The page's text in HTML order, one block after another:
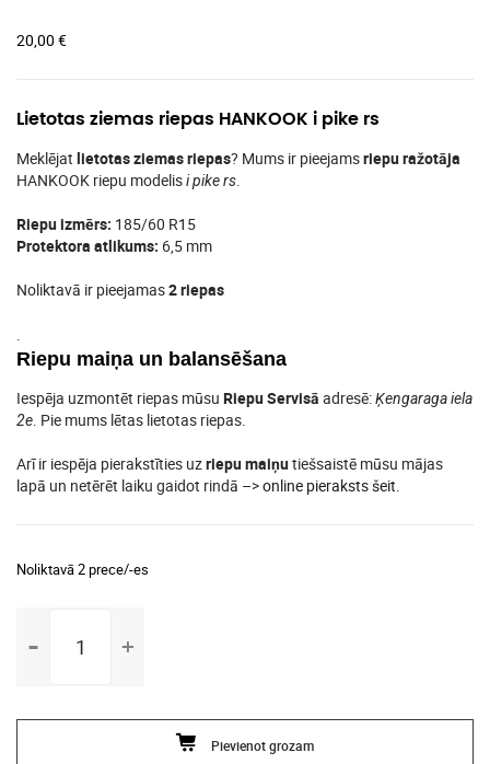
20,00 €
Lietotas ziemas riepas HANKOOK i pike rs
Meklējat lietotas ziemas riepas? Mums ir pieejamsriepu ražotāja
HANKOOK riepu modelisi pike rs.
Riepu izmērs: 185/60 R15
Protektora atlikums: 6,5 mm
Noliktavā ir pieejamas2 riepas
.
Riepu maiņa un balansēšana
Iespēja uzmontēt riepas mūsu Riepu Servisā adresē:Ķengaraga iela
2e. Pie mums lētas lietotas riepas.
Arī ir iespēja pierakstīties uzriepu maiņutiešsaistē mūsu mājas
lapā un netērēt laiku gaidot rindā –>online pieraksts šeit.
Noliktavā 2 prece/-es
R15
pike
Pievienot grozam